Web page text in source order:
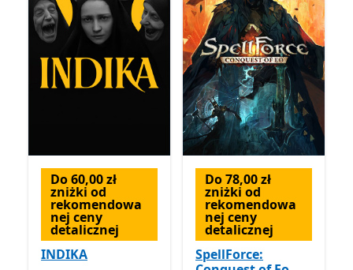
Do 60,00 zł
zniżki od
rekomendowa
nej ceny
detalicznej
INDIKA
Do 78,00 zł
zniżki od
rekomendowa
nej ceny
detalicznej
SpellForce: